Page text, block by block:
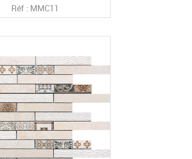
Réf : MMC11